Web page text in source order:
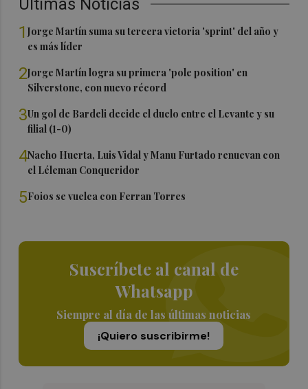
Últimas Noticias
1Jorge Martín suma su tercera victoria 'sprint' del año y
es más líder
2Jorge Martín logra su primera 'pole position' en
Silverstone, con nuevo récord
3Un gol de Bardeli decide el duelo entre el Levante y su
filial (1-0)
4Nacho Huerta, Luis Vidal y Manu Furtado renuevan con
el Léleman Conqueridor
5Foios se vuelca con Ferran Torres
Suscríbete al canal de
Whatsapp
Siempre al día de las últimas noticias
¡Quiero suscribirme!